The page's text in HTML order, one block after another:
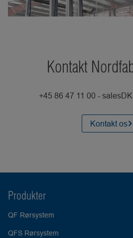
Kontakt
+45 86 47 11 00 -
Kontakt os
Produkter
QF Rørsystem
QFS Rørsystem